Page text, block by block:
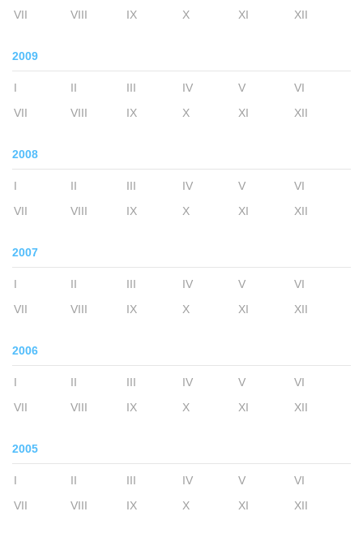
VII
VIII IX X XI XII
2009
I II III IV V
VI
VII
VIII IX X XI XII
2008
I II III IV V
VI
VII
VIII IX X XI XII
2007
I II III IV V
VI
VII
VIII IX X XI XII
2006
I II III IV V
VI
VII
VIII IX X XI XII
2005
I II III IV V
VI
VII
VIII IX X XI XII